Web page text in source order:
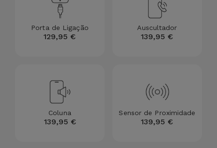
e Acessórios
Mobilidade,
Acessórios
Computador
Porta de Ligação
129,95 €
Auscultador
139,95 €
Coluna
139,95 €
Sensor de Proximidade
139,95 €